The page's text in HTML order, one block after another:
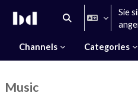
Channels Categories
Sucheingabe
Sie
Music